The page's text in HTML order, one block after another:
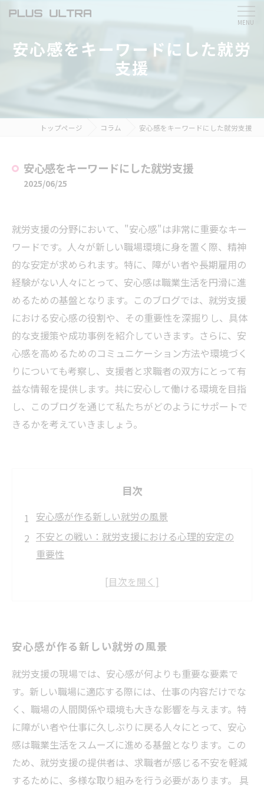
安心感をキーワードにした就労
支援
トップページ コラム 安心感をキーワードにした就労支援
安心感をキーワードにした就労支援
2025/06/25
就労支援の分野において、"安心感"は非常に重要なキー
ワードです。人々が新しい職場環境に身を置く際、精神
的な安定が求められます。特に、障がい者や長期雇用の
経験がない人々にとって、安心感は職業生活を円滑に進
めるための基盤となります。このブログでは、就労支援
における安心感の役割や、その重要性を深掘りし、具体
的な支援策や成功事例を紹介していきます。さらに、安
心感を高めるためのコミュニケーション方法や環境づく
りについても考察し、支援者と求職者の双方にとって有
益な情報を提供します。共に安心して働ける環境を目指
し、このブログを通じて私たちがどのようにサポートで
きるかを考えていきましょう。
目次
安心感が作る新しい就労の風景
不安との戦い：就労支援における心理的安定の
重要性
成功事例に学ぶ！安心感がもたらす職場の変化
未来への道：安心感を基にした持続可能な雇用
支援
共に笑顔で働くために：安心感を広げる取り組
み
安心感が作る新しい就労の風景
就労支援の現場では、安心感が何よりも重要な要素で
す。新しい職場に適応する際には、仕事の内容だけでな
く、職場の人間関係や環境も大きな影響を与えます。特
に障がい者や仕事に久しぶりに戻る人々にとって、安心
感は職業生活をスムーズに進める基盤となります。この
ため、就労支援の提供者は、求職者が感じる不安を軽減
するために、多様な取り組みを行う必要があります。 具